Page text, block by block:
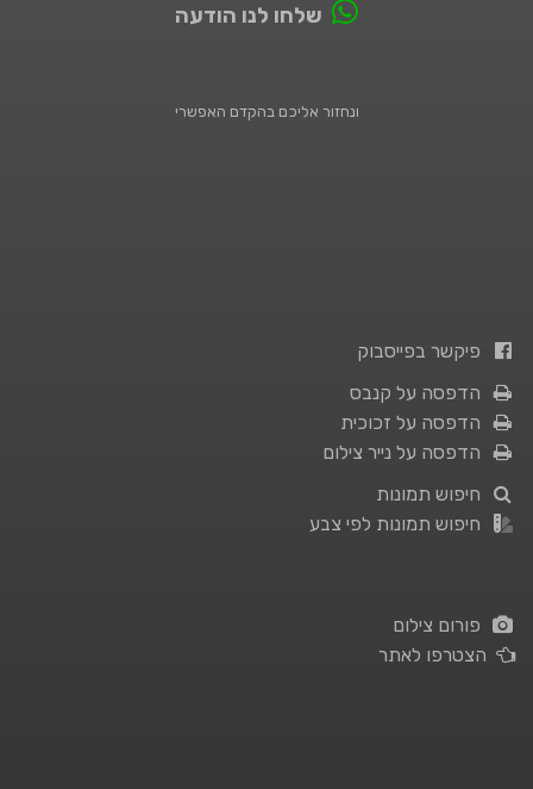
שלחו לנו הודעה
ונחזור אליכם בהקדם האפשרי
פיקשר בפייסבוק
הדפסה על קנבס
הדפסה על זכוכית
הדפסה על נייר צילום
חיפוש תמונות
חיפוש תמונות לפי צבע
פורום צילום
הצטרפו לאתר